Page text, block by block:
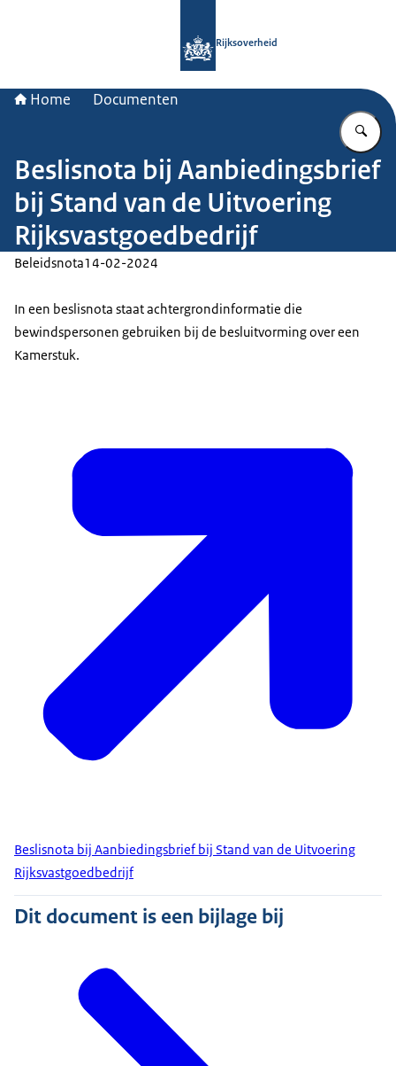
Rijksoverheid
Home Documenten
Beslisnota bij Aanbiedingsbrief
bij Stand van de Uitvoering
Rijksvastgoedbedrijf
Beleidsnota14-02-2024
In een beslisnota staat achtergrondinformatie die
bewindspersonen gebruiken bij de besluitvorming over een
Kamerstuk.
Beslisnota bij Aanbiedingsbrief bij Stand van de Uitvoering
Rijksvastgoedbedrijf
Dit document is een bijlage bij